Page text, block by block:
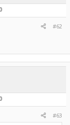
0
#62
0
#63